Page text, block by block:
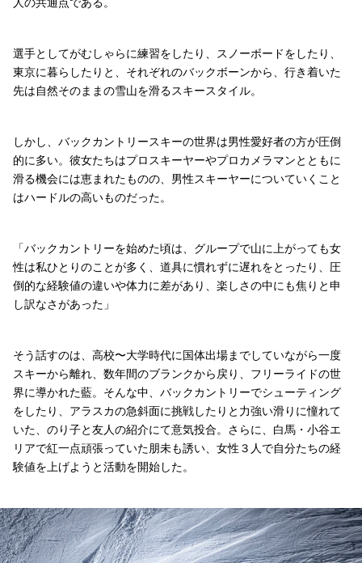
選手としてがむしゃらに練習をしたり、スノーボードをしたり、
東京に暮らしたりと、それぞれのバックボーンから、行き着いた
先は自然そのままの雪山を滑るスキースタイル。
しかし、バックカントリースキーの世界は男性愛好者の方が圧倒
的に多い。彼女たちはプロスキーヤーやプロカメラマンとともに
滑る機会には恵まれたものの、男性スキーヤーについていくこと
はハードルの高いものだった。
「バックカントリーを始めた頃は、グループで山に上がっても女
性は私ひとりのことが多く、道具に慣れずに遅れをとったり、圧
倒的な経験値の違いや体力に差があり、楽しさの中にも焦りと申
し訳なさがあった」
そう話すのは、高校〜大学時代に国体出場までしていながら一度
スキーから離れ、数年間のブランクから戻り、フリーライドの世
界に導かれた藍。そんな中、バックカントリーでシューティング
をしたり、アラスカの急斜面に挑戦したりと力強い滑りに憧れて
いた、のり子と友人の紹介にて意気投合。さらに、白馬・小谷エ
リアで紅一点頑張っていた朋未も誘い、女性３人で自分たちの経
験値を上げようと活動を開始した。